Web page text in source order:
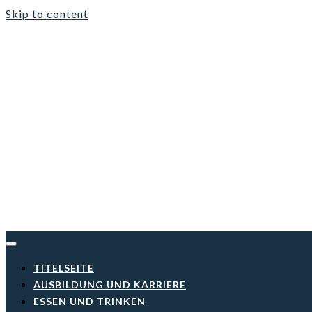
Skip to content
TITELSEITE
AUSBILDUNG UND KARRIERE
ESSEN UND TRINKEN